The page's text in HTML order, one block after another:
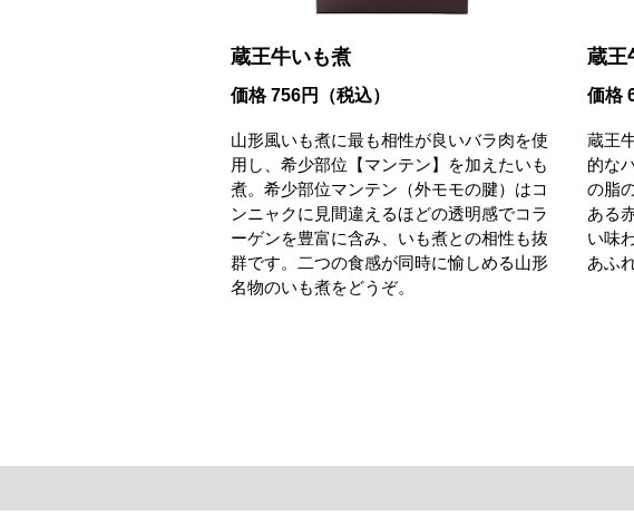
蔵王牛いも煮
価格 756円（税込）
山形風いも煮に最も相性が良いバラ肉を使
用し、希少部位【マンテン】を加えたいも
煮。希少部位マンテン（外モモの腱）はコ
ンニャクに見間違えるほどの透明感でコラ
ーゲンを豊富に含み、いも煮との相性も抜
群です。二つの食感が同時に愉しめる山形
名物のいも煮をどうぞ。
蔵王
価格
蔵王
的な
の脂
ある
い味
あふ